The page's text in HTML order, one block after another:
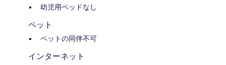
幼児用ベッドなし
ペット
ペットの同伴不可
インターネット